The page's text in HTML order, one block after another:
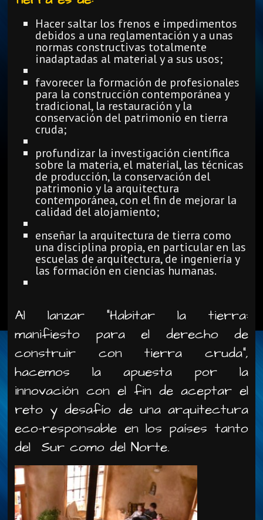
Hacer saltar los frenos e impedimentos
debidos a una reglamentación y a unas
normas constructivas totalmente
inadaptadas al material y a sus usos;
favorecer la formación de profesionales
para la construcción contemporánea y
tradicional, la restauración y la
conservación del patrimonio en tierra
cruda;
profundizar la investigación científica
sobre la materia, el material, las técnicas
de producción, la conservación del
patrimonio y la arquitectura
contemporánea, con el fin de mejorar la
calidad del alojamiento;
enseñar la arquitectura de tierra como
una disciplina propia, en particular en las
escuelas de arquitectura, de ingeniería y
las formación en ciencias humanas.
Al lanzar “Habitar la tierra:
manifiesto para el derecho de
construir con tierra cruda”,
hacemos la apuesta por la
innovación con el fin de aceptar el
reto y desafío de una arquitectura
eco-responsable en los países tanto
del Sur como del Norte.